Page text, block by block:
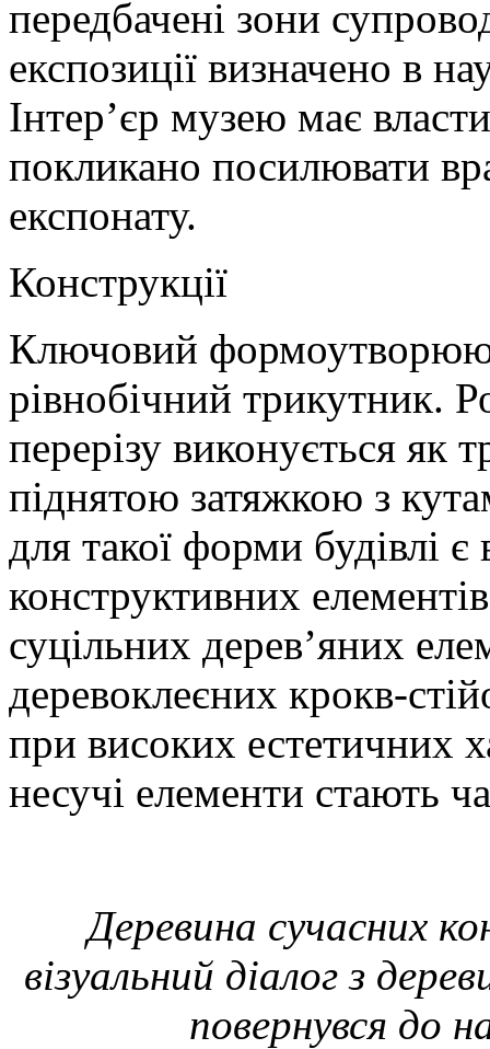
передбачені зони
експозиції визначено в
Інтер’єр музею має
покликано посилювати
експонату.
Конструкції
Ключовий
рівнобічний трикутник.
перерізу виконується як
піднятою затяжкою з
для такої форми будівлі
конструктивних
суцільних дерев’яних
деревоклеєних крокв-
при високих естетичних
несучі елементи стають
Деревина сучасних
візуальний діалог з
повернувся до